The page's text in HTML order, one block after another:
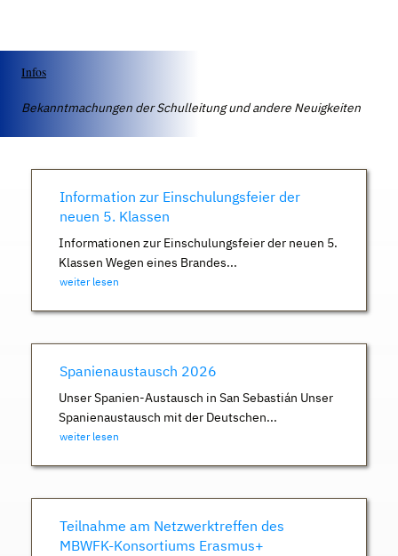
Infos
Bekanntmachungen der Schulleitung und andere Neuigkeiten
Information zur Einschulungsfeier der
neuen 5. Klassen
Informationen zur Einschulungsfeier der neuen 5.
Klassen Wegen eines Brandes...
weiter lesen
Spanienaustausch 2026
Unser Spanien-Austausch in San Sebastián Unser
Spanienaustausch mit der Deutschen...
weiter lesen
Teilnahme am Netzwerktreffen des
MBWFK-Konsortiums Erasmus+